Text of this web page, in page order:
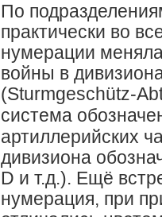
По
практически во
нумерации
войны в
(Sturmgeschütz-
система
артиллерийских
дивизиона
D и т.д.). Ещё
нумерация, при